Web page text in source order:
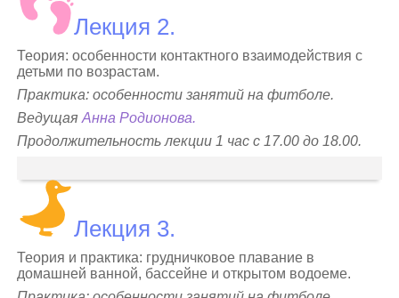
Лекция 2.
Теория: особенности контактного взаимодействия с
детьми по возрастам.
Практика: особенности занятий на фитболе.
ВедущаяАнна Родионова.
Продолжительность лекции 1 час с 17.00 до 18.00.
Лекция 3.
Теория и практика: грудничковое плавание в
домашней ванной, бассейне и открытом водоеме.